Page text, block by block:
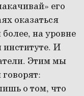
его
оказаться
на уровне
И
Этим мы
о том, что